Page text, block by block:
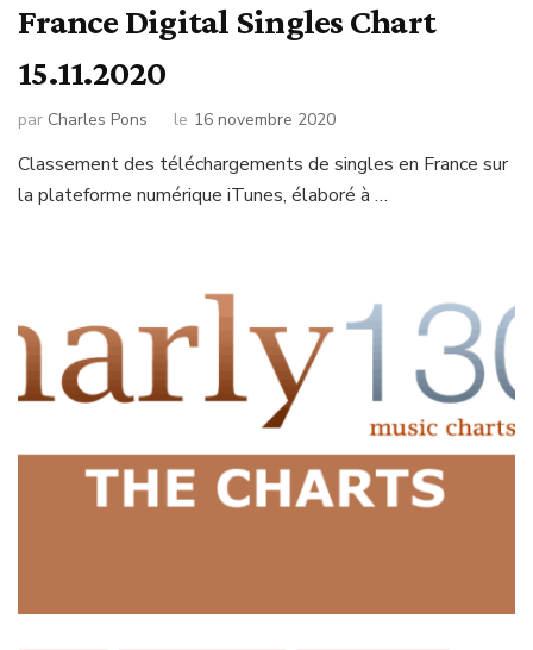
France Digital Singles Chart
15.11.2020
par Charles Pons le 16 novembre 2020
Classement des téléchargements de singles en France sur
la plateforme numérique iTunes, élaboré à …